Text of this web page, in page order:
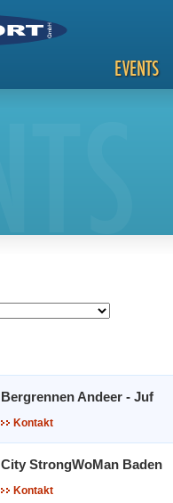
EVENTS
Bergrennen Andeer - Juf
Kontakt
City StrongWoMan Baden
Kontakt